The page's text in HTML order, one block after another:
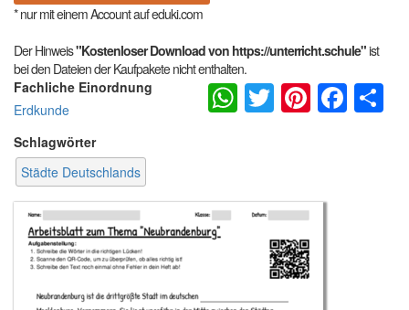
* nur mit einem Account auf eduki.com
Der Hinweis"Kostenloser Download von https://unterricht.schule"ist
bei den Dateien der Kaufpakete nicht enthalten.
Fachliche Einordnung
Erdkunde
Schlagwörter
Städte Deutschlands
WhatsApp
Twitter